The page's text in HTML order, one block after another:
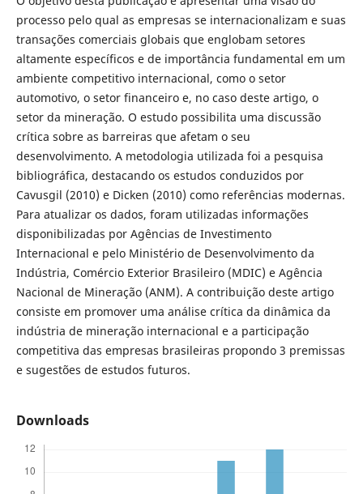
processo pelo qual as empresas se internacionalizam e suas
transações comerciais globais que englobam setores
altamente específicos e de importância fundamental em um
ambiente competitivo internacional, como o setor
automotivo, o setor financeiro e, no caso deste artigo, o
setor da mineração. O estudo possibilita uma discussão
crítica sobre as barreiras que afetam o seu
desenvolvimento. A metodologia utilizada foi a pesquisa
bibliográfica, destacando os estudos conduzidos por
Cavusgil (2010) e Dicken (2010) como referências modernas.
Para atualizar os dados, foram utilizadas informações
disponibilizadas por Agências de Investimento
Internacional e pelo Ministério de Desenvolvimento da
Indústria, Comércio Exterior Brasileiro (MDIC) e Agência
Nacional de Mineração (ANM). A contribuição deste artigo
consiste em promover uma análise crítica da dinâmica da
indústria de mineração internacional e a participação
competitiva das empresas brasileiras propondo 3 premissas
e sugestões de estudos futuros.
Downloads